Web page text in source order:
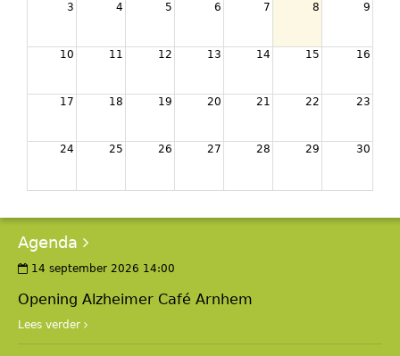
3 4 5 6 7 8 9
10 11 12 13 14 15 16
17 18 19 20 21 22 23
24 25 26 27 28 29 30
Agenda
14 september 2026 14:00
Opening Alzheimer Café Arnhem
Lees verder